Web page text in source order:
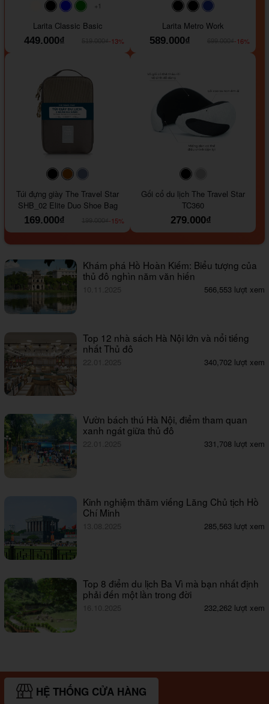
#faf0e6
#000000#0000FF#008000
+1
Larita Classic Basic
449.000₫
-13%
#000000#000000
Larita Metro Work
589.000₫
-16%
#000000#964B00
Túi đựng giày The Travel Star
SHB_02 Elite Duo Shoe Bag
169.000₫
-15%
#000000
Gối cổ du lịch The Travel Star
TC360
279.000₫
Khám phá Hồ Hoàn Kiếm: Biểu tượng của
thủ đô nghìn năm văn hiến
10.11.2025 566,553 lượt xem
Top 12 nhà sách Hà Nội lớn và nổi tiếng
nhất Thủ đô
22.01.2025 340,702 lượt xem
Vườn bách thú Hà Nội, điểm tham quan
xanh ngát giữa thủ đô
22.01.2025 331,708 lượt xem
Kinh nghiệm thăm viếng Lăng Chủ tịch Hồ
Chí Minh
13.08.2025 285,563 lượt xem
Top 8 điểm du lịch Ba Vì mà bạn nhất định
phải đến một lần trong đời
16.10.2025 232,262 lượt xem
HỆ THỐNG CỬA HÀNG